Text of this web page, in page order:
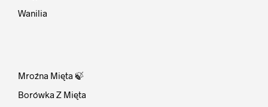
Wanilia
Mroźna Mięta 🍃
Borówka Z Mięta